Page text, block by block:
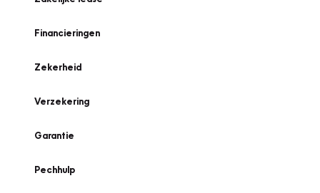
Financieringen
Zekerheid
Verzekering
Garantie
Pechhulp